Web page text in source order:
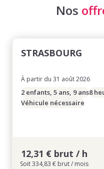
Nos
STRASBOURG
À partir du 31 août 2026
2 enfants, 5 ans, 9 ans8
Véhicule nécessaire
12,31 € brut / h
Soit 334,83 € brut / mois